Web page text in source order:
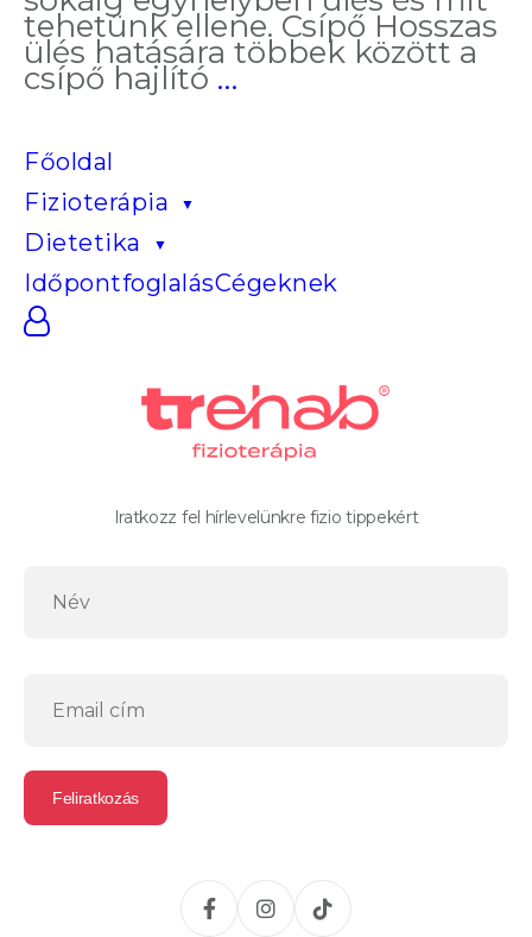
tehetünk ellene. Csípő Hosszas
ülés hatására többek között a
csípő hajlító …
otthon
Főoldal
Fizioterápia
Dietetika
IdőpontfoglalásCégeknek
Iratkozz fel hírlevelünkre fizio tippekért